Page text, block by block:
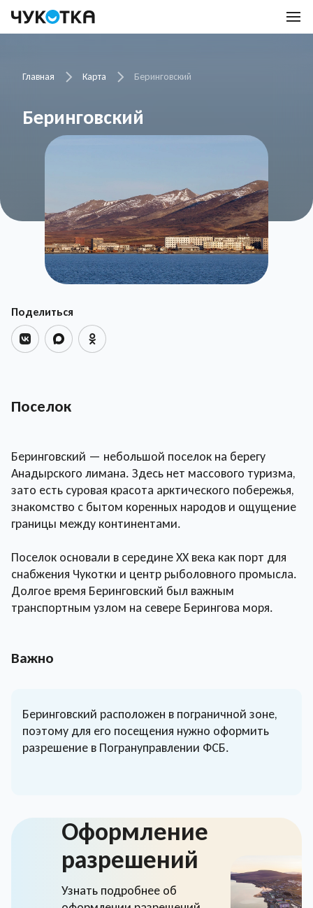
Главная Карта Беринговский
Беринговский
Поделиться
Поселок
Беринговский — небольшой поселок на берегу
Анадырского лимана. Здесь нет массового туризма,
зато есть суровая красота арктического побережья,
знакомство с бытом коренных народов и ощущение
границы между континентами.
Поселок основали в середине XX века как порт для
снабжения Чукотки и центр рыболовного промысла.
Долгое время Беринговский был важным
транспортным узлом на севере Берингова моря.
Важно
Беринговский расположен в пограничной зоне,
поэтому для его посещения нужно оформить
разрешение в Погрануправлении ФСБ.
Оформление
разрешений
Узнать подробнее об